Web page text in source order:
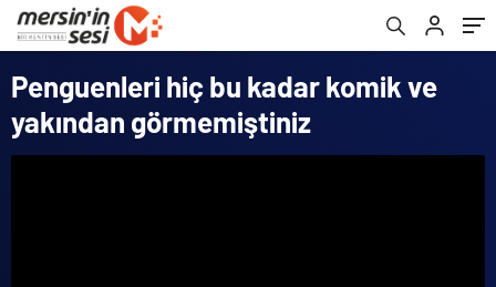
Penguenleri hiç bu kadar komik ve
yakından görmemiştiniz